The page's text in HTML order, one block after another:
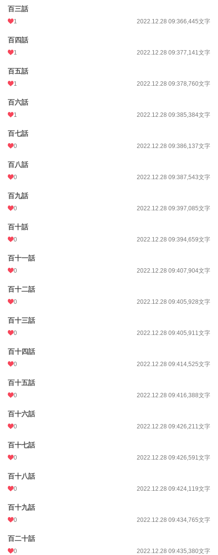
百三話
1 2022.12.28 09:366,445文字
百四話
1 2022.12.28 09:377,141文字
百五話
1 2022.12.28 09:378,760文字
百六話
1 2022.12.28 09:385,384文字
百七話
0 2022.12.28 09:386,137文字
百八話
0 2022.12.28 09:387,543文字
百九話
0 2022.12.28 09:397,085文字
百十話
0 2022.12.28 09:394,659文字
百十一話
0 2022.12.28 09:407,904文字
百十二話
0 2022.12.28 09:405,928文字
百十三話
0 2022.12.28 09:405,911文字
百十四話
0 2022.12.28 09:414,525文字
百十五話
0 2022.12.28 09:416,388文字
百十六話
0 2022.12.28 09:426,211文字
百十七話
0 2022.12.28 09:426,591文字
百十八話
0 2022.12.28 09:424,119文字
百十九話
0 2022.12.28 09:434,765文字
百二十話
0 2022.12.28 09:435,380文字